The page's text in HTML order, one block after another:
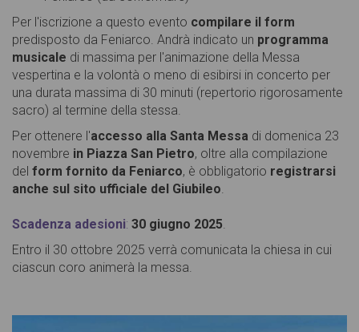
Per l'iscrizione a questo evento compilare il form
predisposto da Feniarco. Andrà indicato un programma
musicale di massima per l'animazione della Messa
vespertina e la volontà o meno di esibirsi in concerto per
una durata massima di 30 minuti (repertorio rigorosamente
sacro) al termine della stessa.
Per ottenere l'accesso alla Santa Messa di domenica 23
novembre in Piazza San Pietro, oltre alla compilazione
del form fornito da Feniarco, è obbligatorio registrarsi
anche sul sito ufficiale del Giubileo.
Scadenza adesioni: 30 giugno 2025.
Entro il 30 ottobre 2025 verrà comunicata la chiesa in cui
ciascun coro animerà la messa.